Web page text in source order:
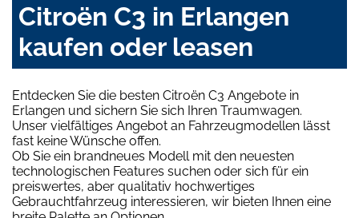
Citroën C3 in Erlangen
kaufen oder leasen
Entdecken Sie die besten Citroën C3 Angebote in
Erlangen und sichern Sie sich Ihren Traumwagen.
Unser vielfältiges Angebot an Fahrzeugmodellen lässt
fast keine Wünsche offen.
Ob Sie ein brandneues Modell mit den neuesten
technologischen Features suchen oder sich für ein
preiswertes, aber qualitativ hochwertiges
Gebrauchtfahrzeug interessieren, wir bieten Ihnen eine